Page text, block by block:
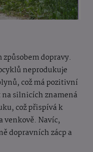
dopravy.
neprodukuje
což má pozitivní
silnicích znamená
což přispívá k
venkově. Navíc,
dopravních zácp a